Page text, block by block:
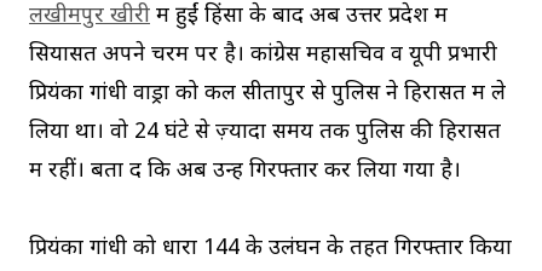
लखीमपुर खीरी में हुईं हिंसा के बाद अब उत्तर प्रदेश में
सियासत अपने चरम पर है। कांग्रेस महासचिव व यूपी प्रभारी
प्रियंका गांधी वाड्रा को कल सीतापुर से पुलिस ने हिरासत में ले
लिया था। वो 24 घंटे से ज़्यादा समय तक पुलिस की हिरासत
में रहीं। बता दें कि अब उन्हें गिरफ्तार कर लिया गया है।
प्रियंका गांधी को धारा 144 के उलंघन के तहत गिरफ्तार किया